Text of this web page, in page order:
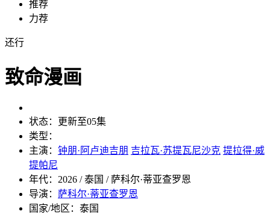
推荐
力荐
还行
致命漫画
状态：
更新至05集
类型：
主演： 钟朋·阿卢迪吉朋 吉拉瓦·苏提瓦尼沙克 提拉得·威
提帕尼
年代： 2026 / 泰国 / 萨科尔·蒂亚查罗恩
导演： 萨科尔·蒂亚查罗恩
国家/地区： 泰国